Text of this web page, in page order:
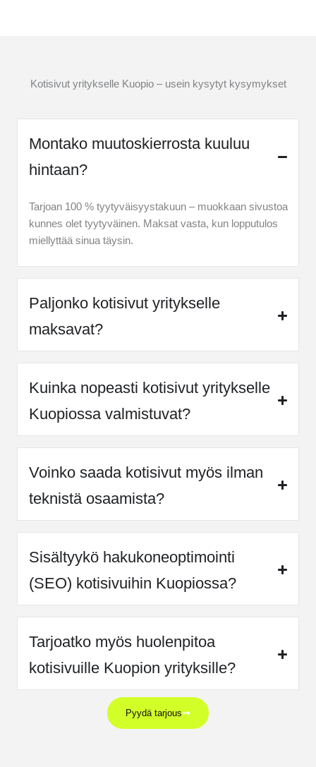
Kotisivut yritykselle Kuopio – usein kysytyt kysymykset
Montako muutoskierrosta kuuluu
hintaan?
Tarjoan 100 % tyytyväisyystakuun – muokkaan sivustoa
kunnes olet tyytyväinen. Maksat vasta, kun lopputulos
miellyttää sinua täysin.
Paljonko kotisivut yritykselle
maksavat?
Kuinka nopeasti kotisivut yritykselle
Kuopiossa valmistuvat?
Voinko saada kotisivut myös ilman
teknistä osaamista?
Sisältyykö hakukoneoptimointi
(SEO) kotisivuihin Kuopiossa?
Tarjoatko myös huolenpitoa
kotisivuille Kuopion yrityksille?
Pyydä tarjous